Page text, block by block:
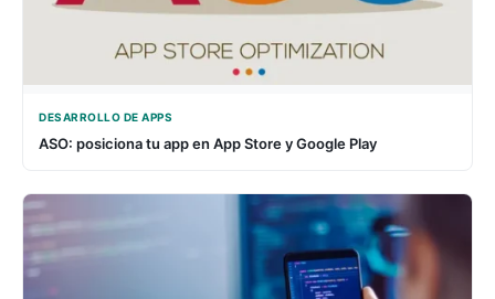
DESARROLLO DE APPS
ASO: posiciona tu app en App Store y Google Play